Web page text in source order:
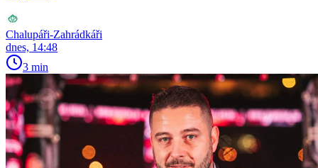
Chalupáři-Zahrádkáři
dnes, 14:48
3 min